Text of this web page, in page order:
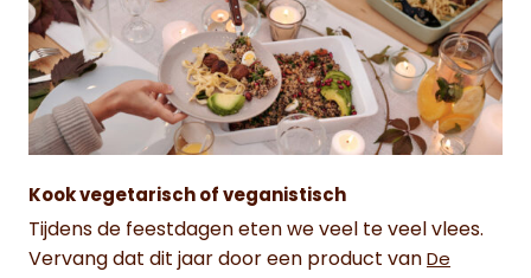
Kook vegetarisch of veganistisch
Tijdens de feestdagen eten we veel te veel vlees.
Vervang dat dit jaar door een product van De